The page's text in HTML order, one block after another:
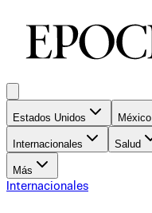
Estados Unidos México
Internacionales Salud
Más
Internacionales